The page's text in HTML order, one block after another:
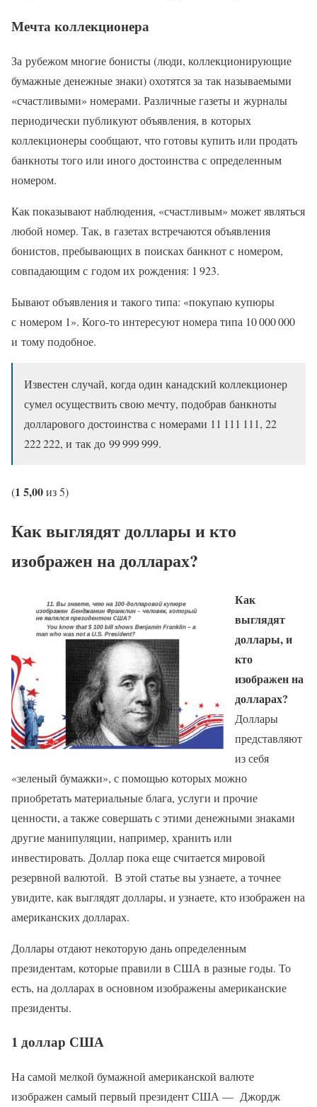
Мечта коллекционера
За рубежом многие бонисты (люди, коллекционирующие
бумажные денежные знаки) охотятся за так называемыми
«счастливыми» номерами. Различные газеты и журналы
периодически публикуют объявления, в которых
коллекционеры сообщают, что готовы купить или продать
банкноты того или иного достоинства с определенным
номером.
Как показывают наблюдения, «счастливым» может являться
любой номер. Так, в газетах встречаются объявления
бонистов, пребывающих в поисках банкнот с номером,
совпадающим с годом их рождения: 1 923.
Бывают объявления и такого типа: «покупаю купюры
с номером 1». Кого-то интересуют номера типа 10 000 000
и тому подобное.
Известен случай, когда один канадский коллекционер
сумел осуществить свою мечту, подобрав банкноты
долларового достоинства с номерами 11 111 111, 22
222 222, и так до 99 999 999.
(1 5,00из 5)
Как выглядят доллары и кто
изображен на долларах?
Как
выглядят
доллары, и
кто
изображен на
долларах?
Доллары
представляют
из себя
«зеленый бумажки», с помощью которых можно
приобретать материальные блага, услуги и прочие
ценности, а также совершать с этими денежными знаками
другие манипуляции, например, хранить или
инвестировать. Доллар пока еще считается мировой
резервной валютой. В этой статье вы узнаете, а точнее
увидите, как выглядят доллары, и узнаете, кто изображен на
американских долларах.
Доллары отдают некоторую дань определенным
президентам, которые правили в США в разные годы. То
есть, на долларах в основном изображены американские
президенты.
1 доллар США
На самой мелкой бумажной американской валюте
изображен самый первый президент США — Джордж